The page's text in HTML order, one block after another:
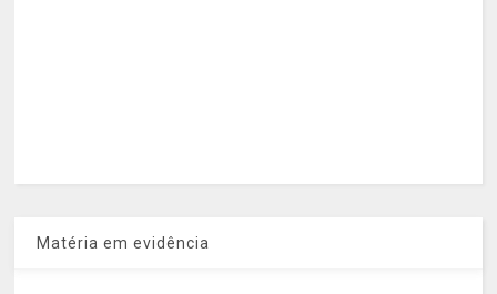
Matéria em evidência